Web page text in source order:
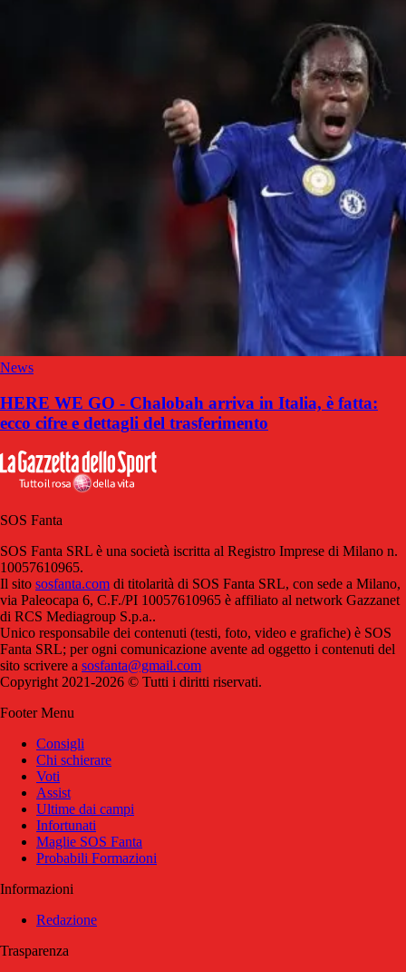
News
HERE WE GO - Chalobah arriva in Italia, è fatta:
ecco cifre e dettagli del trasferimento
SOS Fanta
SOS Fanta SRL è una società iscritta al Registro Imprese di Milano n.
10057610965.
Il sito sosfanta.com di titolarità di SOS Fanta SRL, con sede a Milano,
via Paleocapa 6, C.F./PI 10057610965 è affiliato al network Gazzanet
di RCS Mediagroup S.p.a..
Unico responsabile dei contenuti (testi, foto, video e grafiche) è SOS
Fanta SRL; per ogni comunicazione avente ad oggetto i contenuti del
sito scrivere a sosfanta@gmail.com
Copyright 2021-2026 © Tutti i diritti riservati.
Footer Menu
Consigli
Chi schierare
Voti
Assist
Ultime dai campi
Infortunati
Maglie SOS Fanta
Probabili Formazioni
Informazioni
Redazione
Trasparenza